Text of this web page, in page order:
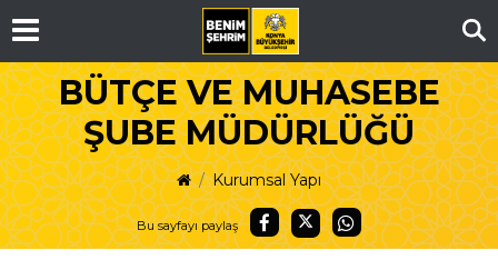
BÜTÇE VE MUHASEBE
ŞUBE MÜDÜRLÜĞÜ
Kurumsal Yapı
Bu sayfayı paylaş